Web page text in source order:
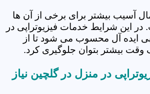
آسیب بیشتر برای برخی از آن ها
این شرایط خدمات فیزیوتراپی در
ایده آل محسوب می شود تا از
وقت بیشتر بتوان جلوگیری کرد.
در منزل در گلچین نیاز